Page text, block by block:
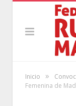
Inicio »
Femenina de